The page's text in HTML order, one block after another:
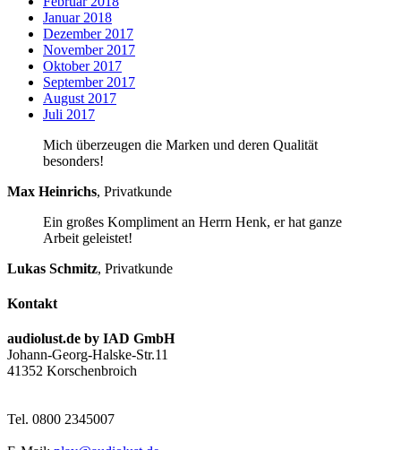
Januar 2018
Dezember 2017
November 2017
Oktober 2017
September 2017
August 2017
Juli 2017
Mich überzeugen die Marken und deren Qualität
besonders!
Max Heinrichs, Privatkunde
Ein großes Kompliment an Herrn Henk, er hat ganze
Arbeit geleistet!
Lukas Schmitz, Privatkunde
Kontakt
audiolust.de by IAD GmbH
Johann-Georg-Halske-Str.11
41352 Korschenbroich
Tel. 0800 2345007